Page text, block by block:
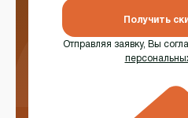
Получить
Отправляя заявку, Вы